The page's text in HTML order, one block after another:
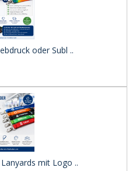
oder Subl ..
mit Logo ..